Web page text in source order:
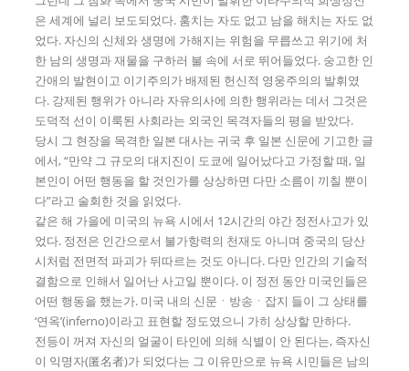
은 세계에 널리 보도되었다. 훔치는 자도 없고 남을 해치는 자도 없
었다. 자신의 신체와 생명에 가해지는 위험을 무릅쓰고 위기에 처
한 남의 생명과 재물을 구하러 불 속에 서로 뛰어들었다. 숭고한 인
간애의 발현이고 이기주의가 배제된 헌신적 영웅주의의 발휘였
다. 강제된 행위가 아니라 자유의사에 의한 행위라는 데서 그것은
도덕적 선이 이룩된 사회라는 외국인 목격자들의 평을 받았다.
당시 그 현장을 목격한 일본 대사는 귀국 후 일본 신문에 기고한 글
에서, “만약 그 규모의 대지진이 도쿄에 일어났다고 가정할 때, 일
본인이 어떤 행동을 할 것인가를 상상하면 다만 소름이 끼칠 뿐이
다”라고 술회한 것을 읽었다.
같은 해 가을에 미국의 뉴욕 시에서 12시간의 야간 정전사고가 있
었다. 정전은 인간으로서 불가항력의 천재도 아니며 중국의 당산
시처럼 전면적 파괴가 뒤따르는 것도 아니다. 다만 인간의 기술적
결함으로 인해서 일어난 사고일 뿐이다. 이 정전 동안 미국인들은
어떤 행동을 했는가. 미국 내의 신문ㆍ방송ㆍ잡지 들이 그 상태를
‘연옥’(inferno)이라고 표현할 정도였으니 가히 상상할 만하다.
전등이 꺼져 자신의 얼굴이 타인에 의해 식별이 안 된다는, 즉자신
이 익명자(匿名者)가 되었다는 그 이유만으로 뉴욕 시민들은 남의